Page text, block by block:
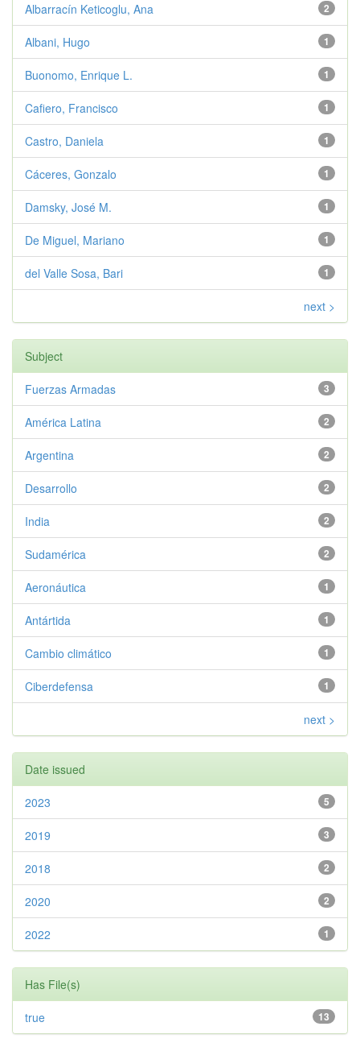
2
Albarracín Keticoglu, Ana
1
Albani, Hugo
1
Buonomo, Enrique L.
1
Cafiero, Francisco
1
Castro, Daniela
1
Cáceres, Gonzalo
1
Damsky, José M.
1
De Miguel, Mariano
1
del Valle Sosa, Bari
next >
Subject
3
Fuerzas Armadas
2
América Latina
2
Argentina
2
Desarrollo
2
India
2
Sudamérica
1
Aeronáutica
1
Antártida
1
Cambio climático
1
Ciberdefensa
next >
Date issued
5
2023
3
2019
2
2018
2
2020
1
2022
Has File(s)
13
true